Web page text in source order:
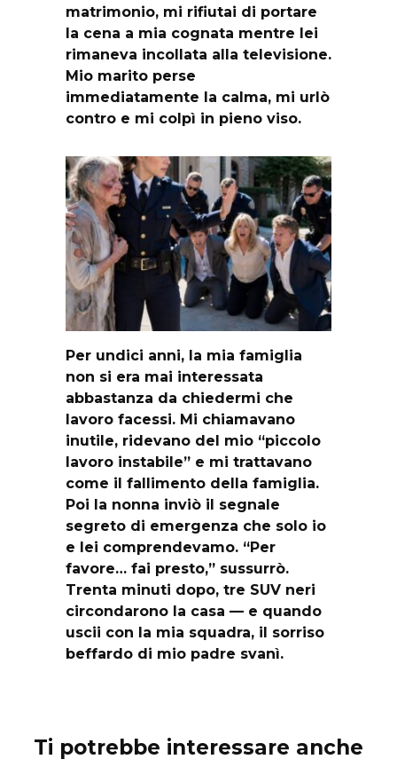
matrimonio, mi rifiutai di portare
la cena a mia cognata mentre lei
rimaneva incollata alla televisione.
Mio marito perse
immediatamente la calma, mi urlò
contro e mi colpì in pieno viso.
Per undici anni, la mia famiglia
non si era mai interessata
abbastanza da chiedermi che
lavoro facessi. Mi chiamavano
inutile, ridevano del mio “piccolo
lavoro instabile” e mi trattavano
come il fallimento della famiglia.
Poi la nonna inviò il segnale
segreto di emergenza che solo io
e lei comprendevamo. “Per
favore… fai presto,” sussurrò.
Trenta minuti dopo, tre SUV neri
circondarono la casa — e quando
uscii con la mia squadra, il sorriso
beffardo di mio padre svanì.
Ti potrebbe interessare anche